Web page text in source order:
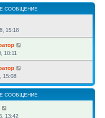
СООБЩЕНИЕ
15:18
10:11
15:08
СООБЩЕНИЕ
13:42